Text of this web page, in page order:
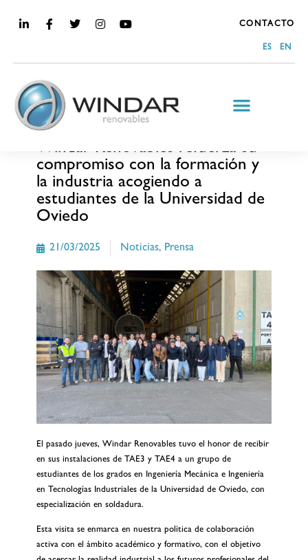
CONTACTO
ES EN
MEDIA
Windar Renovables refuerza su
compromiso con la formación y
la industria acogiendo a
estudiantes de la Universidad de
Oviedo
21/03/2025 Noticias, Prensa
El pasado jueves, Windar Renovables tuvo el honor de recibir
en sus instalaciones de TAE3 y TAE4 a un grupo de
estudiantes de los grados en Ingeniería Mecánica e Ingeniería
en Tecnologías Industriales de la Universidad de Oviedo, con
especialización en soldadura.
Esta visita se enmarca en nuestra política de colaboración
activa con el ámbito académico y formativo, con el objetivo